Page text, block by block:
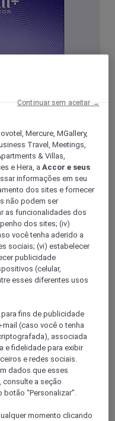
todo o anonas suas
Mercure, MGallery,
Travel, Meetings,
& Villas,
e Hera, aAccor e seus
informações em seu
dos sites e fornecer
não podem ser
as funcionalidades dos
dos sites; (iv)
você tenha aderido a
sociais; (vi) estabelecer
publicidade
(celular,
esses diferentes usos
fins de publicidade
(caso você o tenha
associada
e fidelidade para exibir
e redes sociais.
dados que esses
consulte a seção
“Personalizar”.
momento clicando
Continuar sem aceitar →